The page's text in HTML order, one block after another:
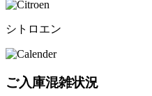
シトロエン
ご入庫混雑状況